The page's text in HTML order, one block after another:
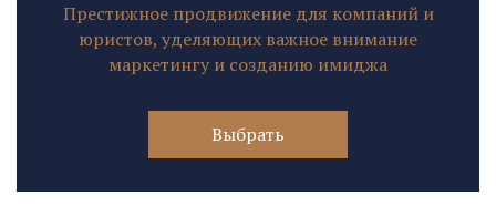
Престижное продвижение для компаний и
юристов, уделяющих важное внимание
маркетингу и созданию имиджа
Выбрать